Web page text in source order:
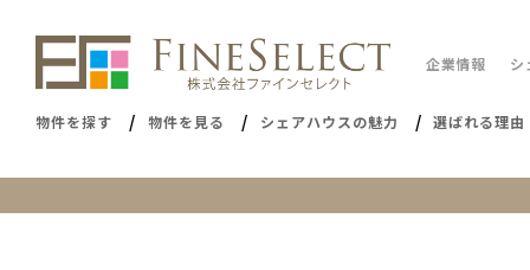
企業情報 シ
物件を探す 物件を見る シェアハウスの魅力 選ばれる理由